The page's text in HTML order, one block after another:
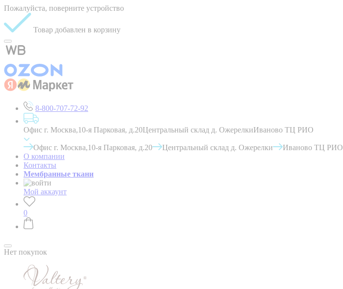
Пожалуйста, поверните устройство
Товар добавлен в корзину
8-800-707-72-92
Офис г. Москва,10-я Парковая, д.20Центральный склад д. ОжерелкиИваново ТЦ РИО
Офис г. Москва,10-я Парковая, д.20 Центральный склад д. Ожерелки
Иваново ТЦ РИО
О компании
Контакты
Мембранные ткани
Мой аккаунт
0
Нет покупок